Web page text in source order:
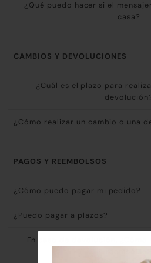
¿Qué puedo hacer si el
casa?
CAMBIOS Y DEVOLUCIONES
¿Cuál es el plazo para
¿Cómo realizar un cambio o una
PAGOS Y REEMBOLSOS
¿Cómo puedo pagar mi pedido?
¿Puedo pagar a plazos?
En caso de devolución,